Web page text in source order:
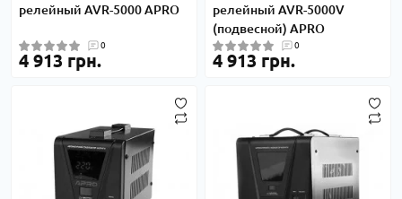
релейный AVR-5000 APRO
0
4 913 грн.
релейный AVR-5000V
(подвесной) APRO
0
4 913 грн.